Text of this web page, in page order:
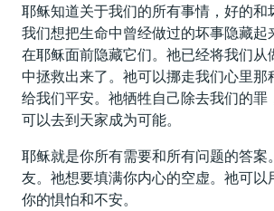
耶稣知道关于我们的所有事情，好的和
我们想把生命中曾经做过的坏事隐藏起
在耶稣面前隐藏它们。祂已经将我们从
中拯救出来了。祂可以挪走我们心里那
给我们平安。祂牺牲自己除去我们的罪
可以去到天家成为可能。
耶稣就是你所有需要和所有问题的答案
友。祂想要填满你内心的空虚。祂可以
你的惧怕和不安。